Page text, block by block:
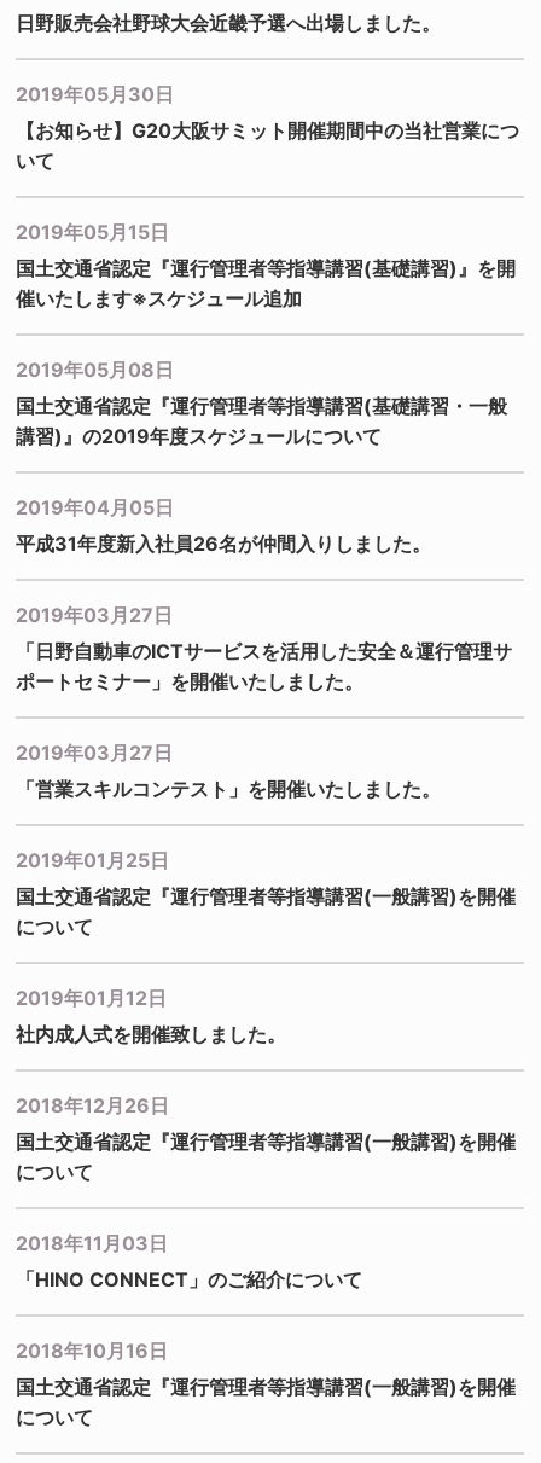
日野販売会社野球大会近畿予選へ出場しました。
2019年05月30日
【お知らせ】G20大阪サミット開催期間中の当社営業につ
いて
2019年05月15日
国土交通省認定『運行管理者等指導講習(基礎講習)』を開
催いたします※スケジュール追加
2019年05月08日
国土交通省認定『運行管理者等指導講習(基礎講習・一般
講習)』の2019年度スケジュールについて
2019年04月05日
平成31年度新入社員26名が仲間入りしました。
2019年03月27日
「日野自動車のICTサービスを活用した安全＆運行管理サ
ポートセミナー」を開催いたしました。
2019年03月27日
「営業スキルコンテスト」を開催いたしました。
2019年01月25日
国土交通省認定『運行管理者等指導講習(一般講習)を開催
について
2019年01月12日
社内成人式を開催致しました。
2018年12月26日
国土交通省認定『運行管理者等指導講習(一般講習)を開催
について
2018年11月03日
「HINO CONNECT」のご紹介について
2018年10月16日
国土交通省認定『運行管理者等指導講習(一般講習)を開催
について